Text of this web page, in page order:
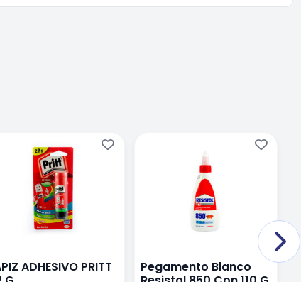
ADHESIVO PRITT
Pegamento Blanco